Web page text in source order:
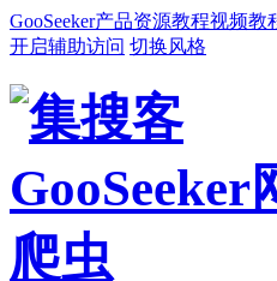
GooSeeker产品资源教程视频教
开启辅助访问 切换风格